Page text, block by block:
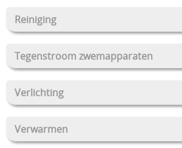
Zwembaden
Stockverkoop
Schakelkasten
Reiniging
Tegenstroom zwemapparaten
Verlichting
Verwarmen